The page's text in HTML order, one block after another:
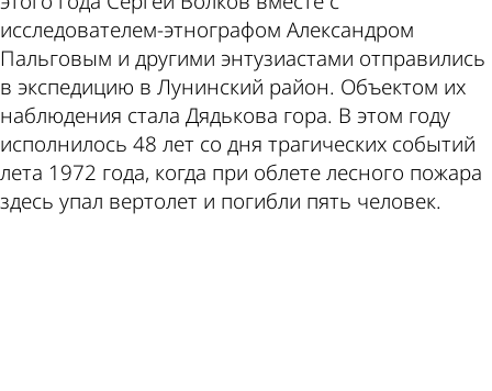
исследователем-­этнографом Александром
Пальговым и другими энтузиастами отправились
в экспедицию в Лунинский район. Объектом их
наблюдения стала Дядькова гора. В этом году
исполнилось 48 лет со дня трагических событий
лета 1972 года, когда при облете лесного пожара
здесь упал вертолет и погибли пять человек.